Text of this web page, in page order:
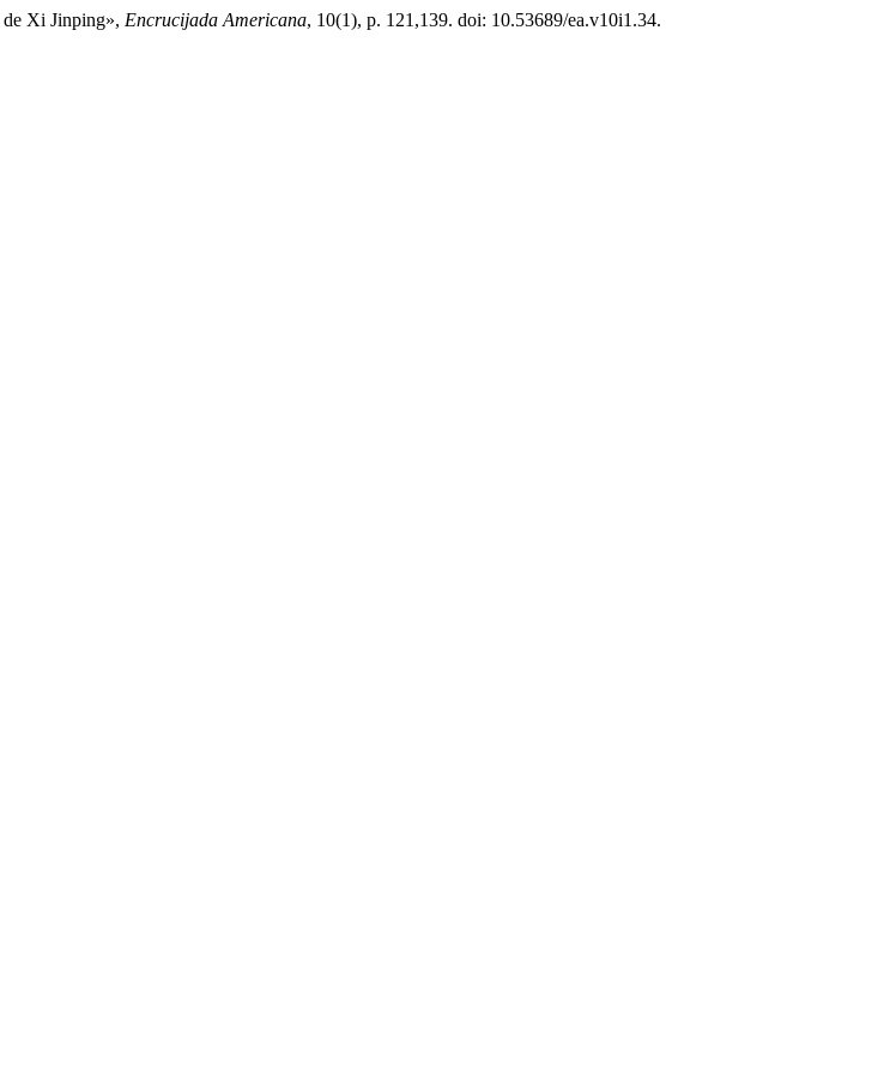
Xi Jinping», Encrucijada Americana, 10(1), p. 121,139. doi: 10.53689/ea.v10i1.34.